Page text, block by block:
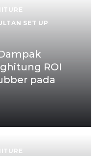
SET UP
ROI
pada